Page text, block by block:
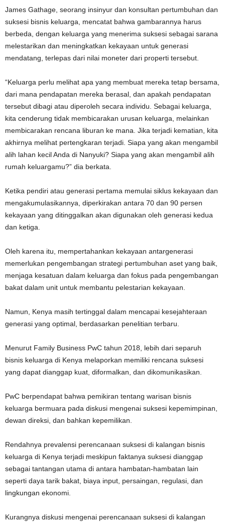
James Gathage, seorang insinyur dan konsultan pertumbuhan dan
suksesi bisnis keluarga, mencatat bahwa gambarannya harus
berbeda, dengan keluarga yang menerima suksesi sebagai sarana
melestarikan dan meningkatkan kekayaan untuk generasi
mendatang, terlepas dari nilai moneter dari properti tersebut.
“Keluarga perlu melihat apa yang membuat mereka tetap bersama,
dari mana pendapatan mereka berasal, dan apakah pendapatan
tersebut dibagi atau diperoleh secara individu. Sebagai keluarga,
kita cenderung tidak membicarakan urusan keluarga, melainkan
membicarakan rencana liburan ke mana. Jika terjadi kematian, kita
akhirnya melihat pertengkaran terjadi. Siapa yang akan mengambil
alih lahan kecil Anda di Nanyuki? Siapa yang akan mengambil alih
rumah keluargamu?” dia berkata.
Ketika pendiri atau generasi pertama memulai siklus kekayaan dan
mengakumulasikannya, diperkirakan antara 70 dan 90 persen
kekayaan yang ditinggalkan akan digunakan oleh generasi kedua
dan ketiga.
Oleh karena itu, mempertahankan kekayaan antargenerasi
memerlukan pengembangan strategi pertumbuhan aset yang baik,
menjaga kesatuan dalam keluarga dan fokus pada pengembangan
bakat dalam unit untuk membantu pelestarian kekayaan.
Namun, Kenya masih tertinggal dalam mencapai kesejahteraan
generasi yang optimal, berdasarkan penelitian terbaru.
Menurut Family Business PwC tahun 2018, lebih dari separuh
bisnis keluarga di Kenya melaporkan memiliki rencana suksesi
yang dapat dianggap kuat, diformalkan, dan dikomunikasikan.
PwC berpendapat bahwa pemikiran tentang warisan bisnis
keluarga bermuara pada diskusi mengenai suksesi kepemimpinan,
dewan direksi, dan bahkan kepemilikan.
Rendahnya prevalensi perencanaan suksesi di kalangan bisnis
keluarga di Kenya terjadi meskipun faktanya suksesi dianggap
sebagai tantangan utama di antara hambatan-hambatan lain
seperti daya tarik bakat, biaya input, persaingan, regulasi, dan
lingkungan ekonomi.
Kurangnya diskusi mengenai perencanaan suksesi di kalangan